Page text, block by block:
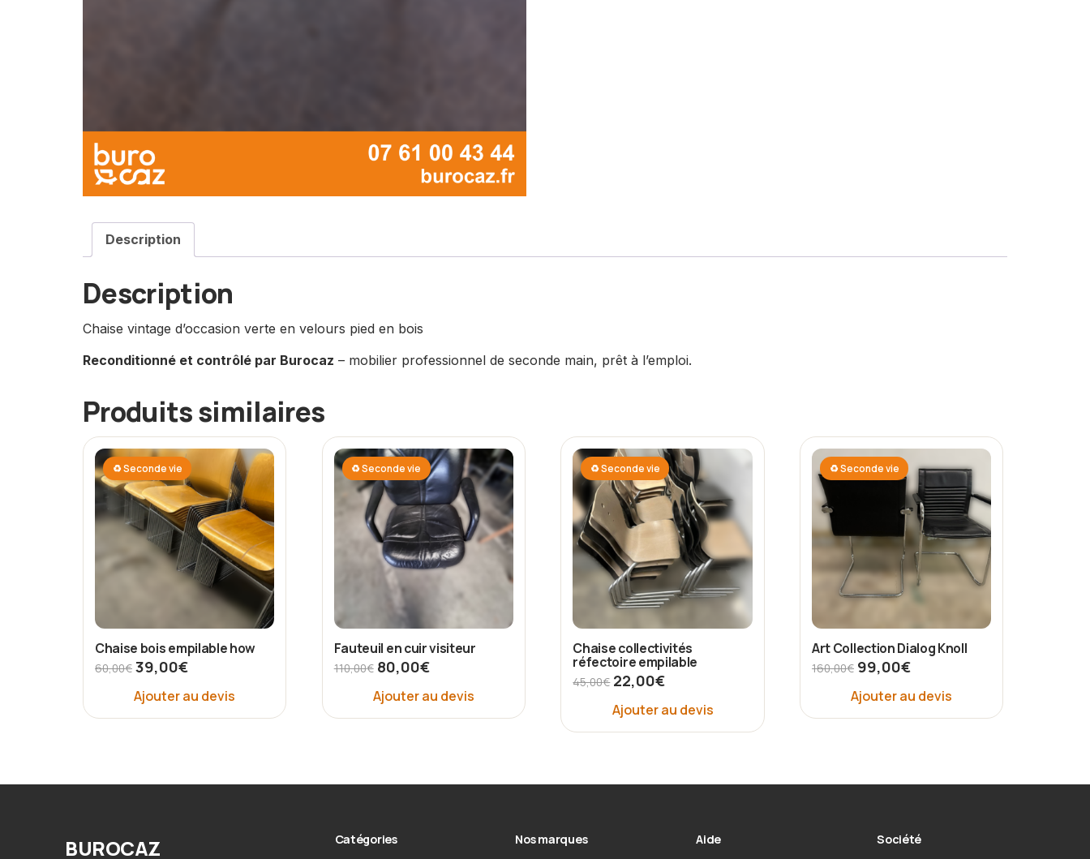
Description
Description
Chaise vintage d’occasion verte en velours pied en bois
Reconditionné et contrôlé par Burocaz – mobilier professionnel de seconde main, prêt à l’emploi.
Produits similaires
♻ Seconde vie
Chaise bois empilable how
60,00€ 39,00€
Ajouter au devis
♻ Seconde vie
Fauteuil en cuir visiteur
110,00€ 80,00€
Ajouter au devis
♻ Seconde vie
Chaise collectivités
réfectoire empilable
45,00€ 22,00€
Ajouter au devis
♻ Seconde vie
Art Collection Dialog Knoll
160,00€ 99,00€
Ajouter au devis
BUROCAZ Catégories Nos marques Aide Société